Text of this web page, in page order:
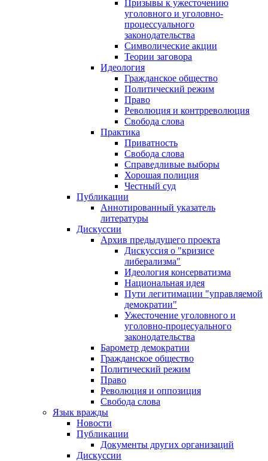
Призывы к ужесточению
уголовного и уголовно-
процессуального
законодательства
Символические акции
Теории заговора
Идеология
Гражданское общество
Политический режим
Право
Революция и контрреволюция
Свобода слова
Практика
Приватность
Свобода слова
Справедливые выборы
Хорошая полиция
Честный суд
Публикации
Аннотированный указатель
литературы
Дискуссии
Архив предыдущего проекта
Дискуссия о "кризисе
либерализма"
Идеология консерватизма
Национальная идея
Пути легитимации "управляемой
демократии"
Ужесточение уголовного и
уголовно-процесуального
законодательства
Барометр демократии
Гражданское общество
Политический режим
Право
Революция и оппозиция
Свобода слова
Язык вражды
Новости
Публикации
Документы других организаций
Дискуссии